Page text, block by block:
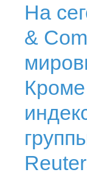
На
&
Кроме